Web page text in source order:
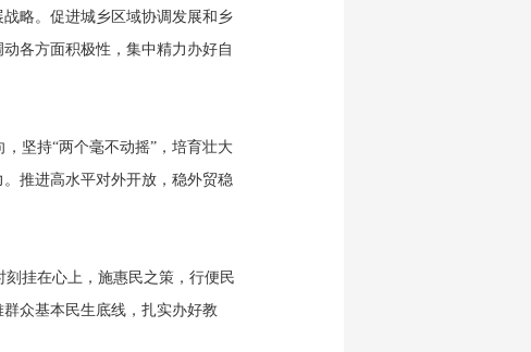
略。促进城乡区域协调发展和乡
各方面积极性，集中精力办好自
坚持“两个毫不动摇”，培育壮大
推进高水平对外开放，稳外贸稳
挂在心上，施惠民之策，行便民
众基本民生底线，扎实办好教